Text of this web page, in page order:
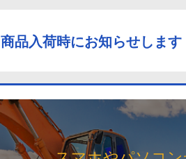
商品入荷時にお知らせします